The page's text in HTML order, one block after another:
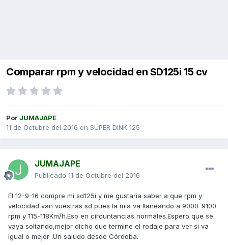
Comparar rpm y velocidad en SD125i 15 cv
Por JUMAJAPE
11 de Octubre del 2016 en SUPER DINK 125
JUMAJAPE
Publicado 11 de Octubre del 2016
El 12-9-16 compre mi sd125i y me gustaria saber a que rpm y
velocidad van vuestras sd pues la mia va llaneando a 9000-9100
rpm y 115-118Km/h.Eso en circuntancias normales.Espero que se
vaya soltando,mejor dicho que termine el rodaje para ver si va
igual o mejor .Un saludo desde Córdoba.